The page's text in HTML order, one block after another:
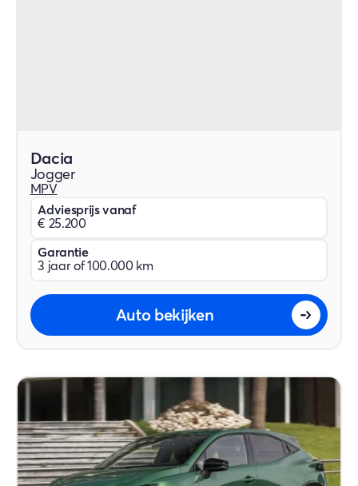
Dacia
Jogger
MPV
Adviesprijs vanaf
€ 25.200
Garantie
3 jaar of 100.000 km
Auto bekijken